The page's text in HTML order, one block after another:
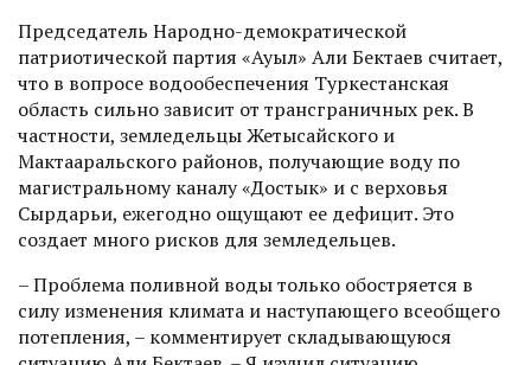
Председатель Народно-демократической
патриотической партия «Ауыл» Али Бектаев считает,
что в вопросе водообеспечения Туркестанская
область сильно зависит от трансграничных рек. В
частности, земледельцы Жетысайского и
Мактааральского районов, получающие воду по
магистральному каналу «Достык» и с верховья
Сырдарьи, ежегодно ощущают ее дефицит. Это
создает много рисков для земледельцев.
– Проблема поливной воды только обостряется в
силу изменения климата и наступающего всеобщего
потепления, – комментирует складывающуюся